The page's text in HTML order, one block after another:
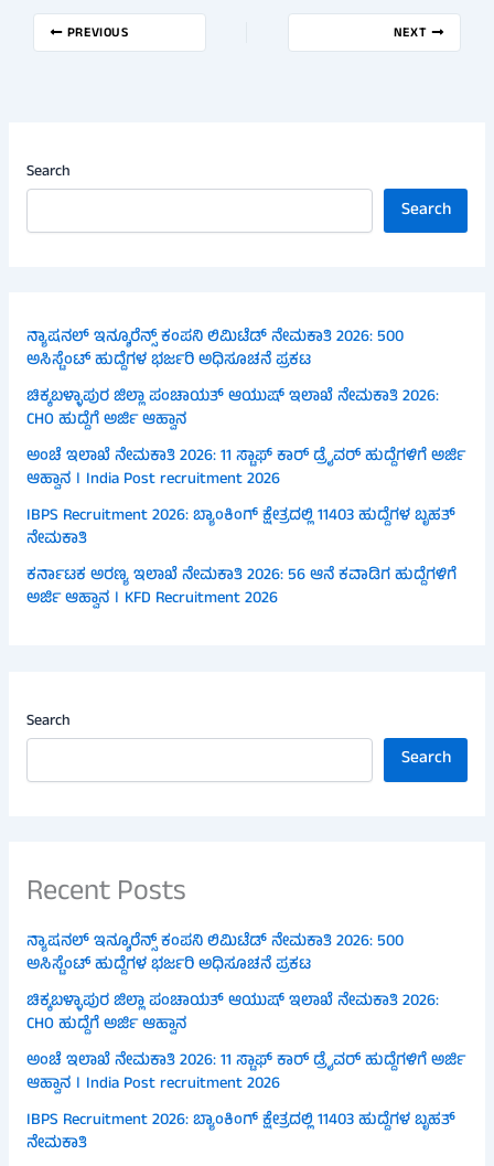
PREVIOUS NEXT
Search
Search
ನ್ಯಾಷನಲ್ ಇನ್ಶೂರೆನ್ಸ್ ಕಂಪನಿ ಲಿಮಿಟೆಡ್ ನೇಮಕಾತಿ 2026: 500
ಅಸಿಸ್ಟೆಂಟ್ ಹುದ್ದೆಗಳ ಭರ್ಜರಿ ಅಧಿಸೂಚನೆ ಪ್ರಕಟ
ಚಿಕ್ಕಬಳ್ಳಾಪುರ ಜಿಲ್ಲಾ ಪಂಚಾಯತ್ ಆಯುಷ್ ಇಲಾಖೆ ನೇಮಕಾತಿ 2026:
CHO ಹುದ್ದೆಗೆ ಅರ್ಜಿ ಆಹ್ವಾನ
ಅಂಚೆ ಇಲಾಖೆ ನೇಮಕಾತಿ 2026: 11 ಸ್ಟಾಫ್ ಕಾರ್ ಡ್ರೈವರ್ ಹುದ್ದೆಗಳಿಗೆ ಅರ್ಜಿ
ಆಹ್ವಾನ । India Post recruitment 2026
IBPS Recruitment 2026: ಬ್ಯಾಂಕಿಂಗ್ ಕ್ಷೇತ್ರದಲ್ಲಿ 11403 ಹುದ್ದೆಗಳ ಬೃಹತ್
ನೇಮಕಾತಿ
ಕರ್ನಾಟಕ ಅರಣ್ಯ ಇಲಾಖೆ ನೇಮಕಾತಿ 2026: 56 ಆನೆ ಕವಾಡಿಗ ಹುದ್ದೆಗಳಿಗೆ
ಅರ್ಜಿ ಆಹ್ವಾನ । KFD Recruitment 2026
Search
Search
Recent Posts
ನ್ಯಾಷನಲ್ ಇನ್ಶೂರೆನ್ಸ್ ಕಂಪನಿ ಲಿಮಿಟೆಡ್ ನೇಮಕಾತಿ 2026: 500
ಅಸಿಸ್ಟೆಂಟ್ ಹುದ್ದೆಗಳ ಭರ್ಜರಿ ಅಧಿಸೂಚನೆ ಪ್ರಕಟ
ಚಿಕ್ಕಬಳ್ಳಾಪುರ ಜಿಲ್ಲಾ ಪಂಚಾಯತ್ ಆಯುಷ್ ಇಲಾಖೆ ನೇಮಕಾತಿ 2026:
CHO ಹುದ್ದೆಗೆ ಅರ್ಜಿ ಆಹ್ವಾನ
ಅಂಚೆ ಇಲಾಖೆ ನೇಮಕಾತಿ 2026: 11 ಸ್ಟಾಫ್ ಕಾರ್ ಡ್ರೈವರ್ ಹುದ್ದೆಗಳಿಗೆ ಅರ್ಜಿ
ಆಹ್ವಾನ । India Post recruitment 2026
IBPS Recruitment 2026: ಬ್ಯಾಂಕಿಂಗ್ ಕ್ಷೇತ್ರದಲ್ಲಿ 11403 ಹುದ್ದೆಗಳ ಬೃಹತ್
ನೇಮಕಾತಿ